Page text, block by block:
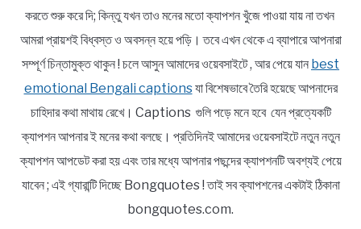
করতে শুরু করে দি; কিন্তু যখন তাও মনের মতো ক্যাপশন খুঁজে পাওয়া যায় না তখন
আমরা প্রায়শই বিধ্বস্ত ও অবসন্ন হয়ে পড়ি। তবে এখন থেকে এ ব্যাপারে আপনারা
সম্পূর্ণ চিন্তামুক্ত থাকুন ! চলে আসুন আমাদের ওয়েবসাইটে , আর পেয়ে যান best
emotional Bengali captionsযা বিশেষভাবে তৈরি হয়েছে আপনাদের
চাহিদার কথা মাথায় রেখে। Captions গুলি পড়ে মনে হবে যেন প্রত্যেকটি
ক্যাপশন আপনার ই মনের কথা বলছে। প্রতিদিনই আমাদের ওয়েবসাইটে নতুন নতুন
ক্যাপশন আপডেট করা হয় এবং তার মধ্যে আপনার পছন্দের ক্যাপশনটি অবশ্যই পেয়ে
যাবেন ; এই গ্যারান্টি দিচ্ছে Bongquotes ! তাই সব ক্যাপশনের একটাই ঠিকানা
bongquotes.com.